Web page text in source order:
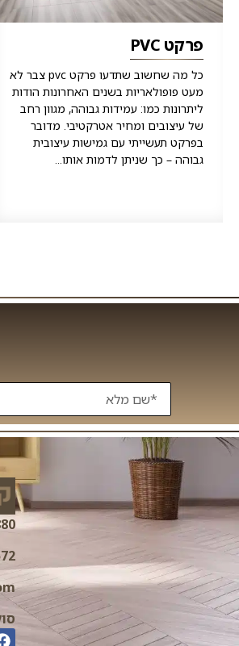
פרקט PVC
כל מה שחשוב שתדעו פרקט pvc צבר לא
מעט פופולאריות בשנים האחרונות הודות
ליתרונות כמו: עמידות גבוהה, מגוון רחב
של עיצובים ומחיר אטרקטיבי. מדובר
בפרקט תעשייתי עם גמישות עיצובית
גבוהה – כך שניתן לדמות אותו...